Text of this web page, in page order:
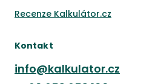
Recenze Kalkulátor.cz
Kontakt
info@kalkulator.cz